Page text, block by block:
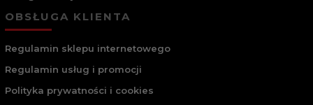
OBSŁUGA KLIENTA
Regulamin sklepu internetowego
Regulamin usług i promocji
Polityka prywatności i cookies